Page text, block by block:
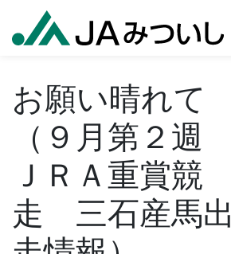
お願い晴れて
（９月第２週
ＪＲＡ重賞競
走 三石産馬出